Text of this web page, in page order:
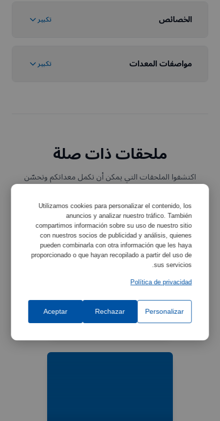
الخصائص تكبير
مواصفات المعدات تكبير
ملحقات ذات صلة
اكتشفوا الملحقات التي يمكن أن تكمل معداتكم وتحسّن
وظائفها.
صواني
2002372
Utilizamos cookies para personalizar el contenido, los
anuncios y analizar nuestro tráfico. También
compartimos información sobre su uso de nuestro sitio
con nuestros socios de publicidad y análisis, quienes
pueden combinarla con otra información que les haya
proporcionado o que hayan recopilado a partir del uso de
sus servicios.
Política de privacidad
Personalizar
Rechazar
Aceptar